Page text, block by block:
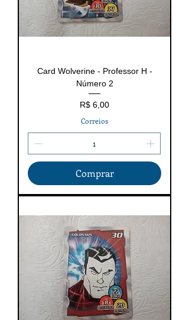
Card Wolverine - Professor H -
Número 2
Preço
R$ 6,00
Correios
Comprar